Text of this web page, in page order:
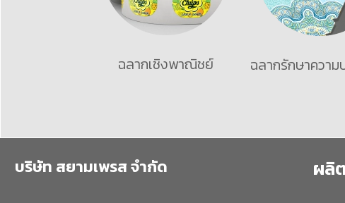
ฉลากเชิงพาณิชย์ ฉลากรักษาควา
บริษัท สยามเพรส จำกัด ผลิ